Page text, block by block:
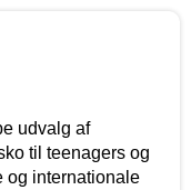
udvalg af
til teenagers og
og internationale